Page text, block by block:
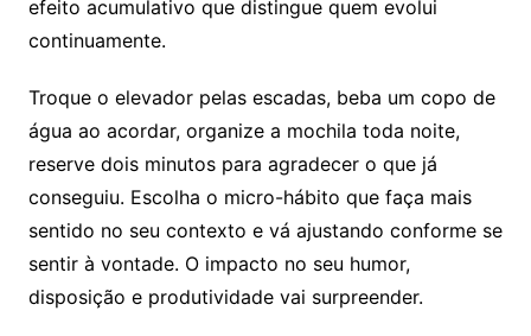
efeito acumulativo que distingue quem evolui
continuamente.
Troque o elevador pelas escadas, beba um copo de
água ao acordar, organize a mochila toda noite,
reserve dois minutos para agradecer o que já
conseguiu. Escolha o micro-hábito que faça mais
sentido no seu contexto e vá ajustando conforme se
sentir à vontade. O impacto no seu humor,
disposição e produtividade vai surpreender.